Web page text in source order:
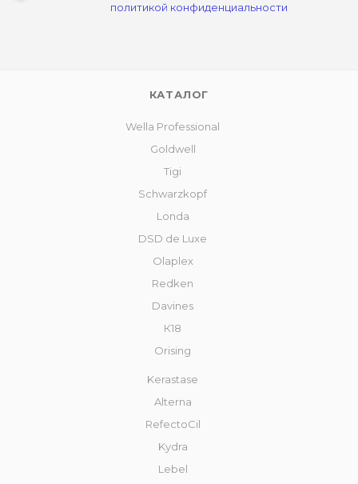
политикой конфиденциальности
КАТАЛОГ
Wella Professional
Goldwell
Tigi
Schwarzkopf
Londa
DSD de Luxe
Olaplex
Redken
Davines
К18
Orising
Kerastase
Alterna
RefectoCil
Kydra
Lebel